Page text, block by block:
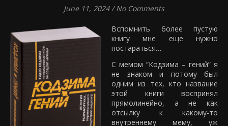
June 11, 2024 / No Comments
Вспомнить более пустую
книгу мне еще нужно
постараться…
С мемом “Кодзима – гений” я
не знаком и потому был
одним из тех, кто название
этой книги воспринял
прямолинейно, а не как
отсылку к какому-то
внутреннему мему, уж